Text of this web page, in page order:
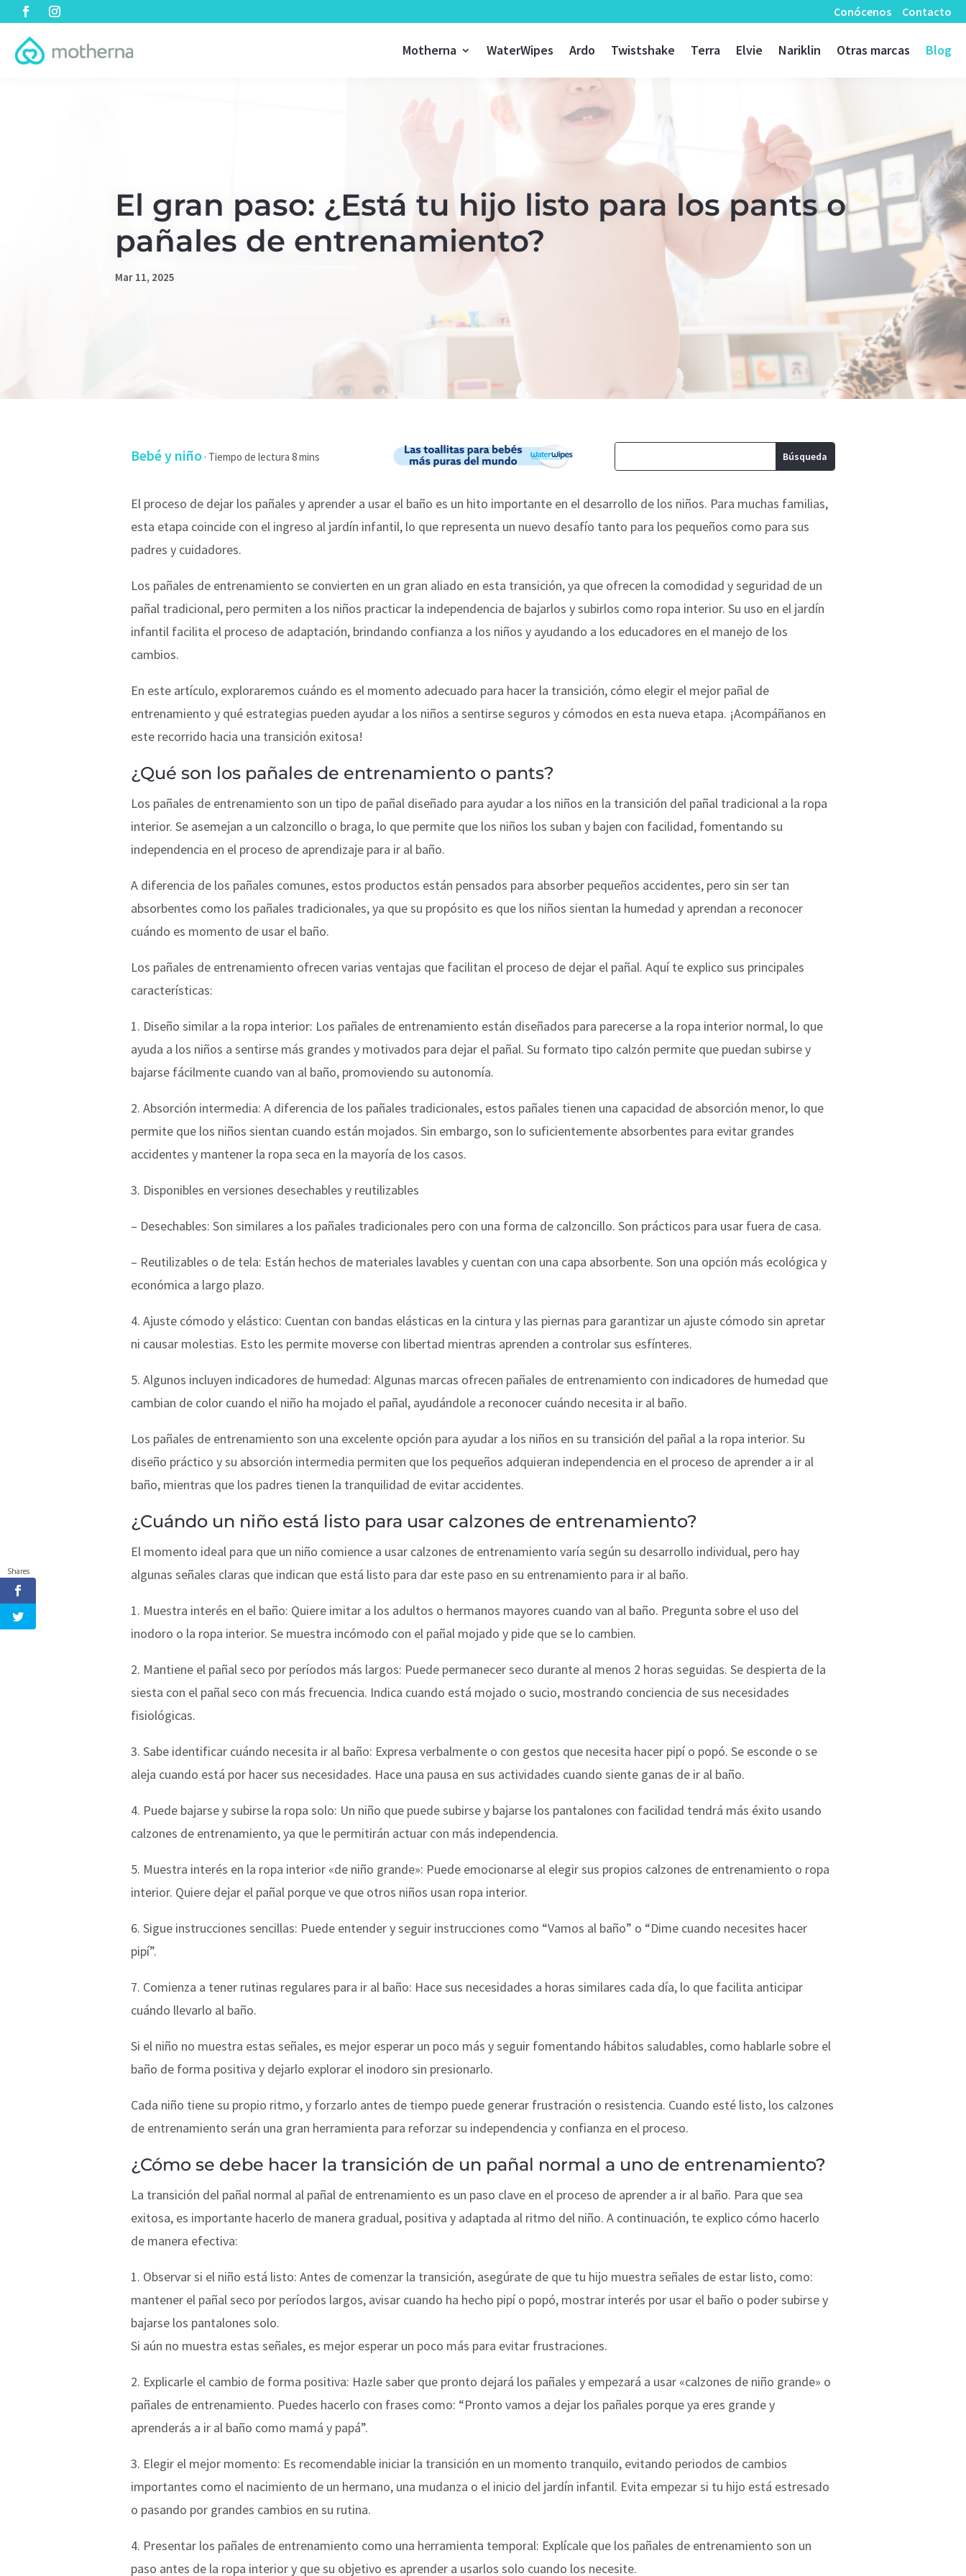
Conócenos Contacto
Motherna WaterWipes Ardo Twistshake Terra Elvie Nariklin Otras marcas Blog
El gran paso: ¿Está tu hijo listo para los pants o
pañales de entrenamiento?
Mar 11, 2025
Bebé y niño ·
El proceso de dejar los pañales y aprender a usar el baño es un hito importante en el desarrollo de los niños. Para muchas familias,
esta etapa coincide con el ingreso al jardín infantil, lo que representa un nuevo desafío tanto para los pequeños como para sus
padres y cuidadores.
Los pañales de entrenamiento se convierten en un gran aliado en esta transición, ya que ofrecen la comodidad y seguridad de un
pañal tradicional, pero permiten a los niños practicar la independencia de bajarlos y subirlos como ropa interior. Su uso en el jardín
infantil facilita el proceso de adaptación, brindando confianza a los niños y ayudando a los educadores en el manejo de los
cambios.
En este artículo, exploraremos cuándo es el momento adecuado para hacer la transición, cómo elegir el mejor pañal de
entrenamiento y qué estrategias pueden ayudar a los niños a sentirse seguros y cómodos en esta nueva etapa. ¡Acompáñanos en
este recorrido hacia una transición exitosa!
¿Qué son los pañales de entrenamiento o pants?
Los pañales de entrenamiento son un tipo de pañal diseñado para ayudar a los niños en la transición del pañal tradicional a la ropa
interior. Se asemejan a un calzoncillo o braga, lo que permite que los niños los suban y bajen con facilidad, fomentando su
independencia en el proceso de aprendizaje para ir al baño.
A diferencia de los pañales comunes, estos productos están pensados para absorber pequeños accidentes, pero sin ser tan
absorbentes como los pañales tradicionales, ya que su propósito es que los niños sientan la humedad y aprendan a reconocer
cuándo es momento de usar el baño.
Los pañales de entrenamiento ofrecen varias ventajas que facilitan el proceso de dejar el pañal. Aquí te explico sus principales
características:
1. Diseño similar a la ropa interior: Los pañales de entrenamiento están diseñados para parecerse a la ropa interior normal, lo que
ayuda a los niños a sentirse más grandes y motivados para dejar el pañal. Su formato tipo calzón permite que puedan subirse y
bajarse fácilmente cuando van al baño, promoviendo su autonomía.
2. Absorción intermedia: A diferencia de los pañales tradicionales, estos pañales tienen una capacidad de absorción menor, lo que
permite que los niños sientan cuando están mojados. Sin embargo, son lo suficientemente absorbentes para evitar grandes
accidentes y mantener la ropa seca en la mayoría de los casos.
3. Disponibles en versiones desechables y reutilizables
– Desechables: Son similares a los pañales tradicionales pero con una forma de calzoncillo. Son prácticos para usar fuera de casa.
– Reutilizables o de tela: Están hechos de materiales lavables y cuentan con una capa absorbente. Son una opción más ecológica y
económica a largo plazo.
4. Ajuste cómodo y elástico: Cuentan con bandas elásticas en la cintura y las piernas para garantizar un ajuste cómodo sin apretar
ni causar molestias. Esto les permite moverse con libertad mientras aprenden a controlar sus esfínteres.
5. Algunos incluyen indicadores de humedad: Algunas marcas ofrecen pañales de entrenamiento con indicadores de humedad que
cambian de color cuando el niño ha mojado el pañal, ayudándole a reconocer cuándo necesita ir al baño.
Los pañales de entrenamiento son una excelente opción para ayudar a los niños en su transición del pañal a la ropa interior. Su
diseño práctico y su absorción intermedia permiten que los pequeños adquieran independencia en el proceso de aprender a ir al
baño, mientras que los padres tienen la tranquilidad de evitar accidentes.
¿Cuándo un niño está listo para usar calzones de entrenamiento?
El momento ideal para que un niño comience a usar calzones de entrenamiento varía según su desarrollo individual, pero hay
algunas señales claras que indican que está listo para dar este paso en su entrenamiento para ir al baño.
1. Muestra interés en el baño: Quiere imitar a los adultos o hermanos mayores cuando van al baño. Pregunta sobre el uso del
inodoro o la ropa interior. Se muestra incómodo con el pañal mojado y pide que se lo cambien.
2. Mantiene el pañal seco por períodos más largos: Puede permanecer seco durante al menos 2 horas seguidas. Se despierta de la
siesta con el pañal seco con más frecuencia. Indica cuando está mojado o sucio, mostrando conciencia de sus necesidades
fisiológicas.
3. Sabe identificar cuándo necesita ir al baño: Expresa verbalmente o con gestos que necesita hacer pipí o popó. Se esconde o se
aleja cuando está por hacer sus necesidades. Hace una pausa en sus actividades cuando siente ganas de ir al baño.
4. Puede bajarse y subirse la ropa solo: Un niño que puede subirse y bajarse los pantalones con facilidad tendrá más éxito usando
calzones de entrenamiento, ya que le permitirán actuar con más independencia.
5. Muestra interés en la ropa interior «de niño grande»: Puede emocionarse al elegir sus propios calzones de entrenamiento o ropa
interior. Quiere dejar el pañal porque ve que otros niños usan ropa interior.
6. Sigue instrucciones sencillas: Puede entender y seguir instrucciones como “Vamos al baño” o “Dime cuando necesites hacer
pipí”.
7. Comienza a tener rutinas regulares para ir al baño: Hace sus necesidades a horas similares cada día, lo que facilita anticipar
cuándo llevarlo al baño.
Si el niño no muestra estas señales, es mejor esperar un poco más y seguir fomentando hábitos saludables, como hablarle sobre el
baño de forma positiva y dejarlo explorar el inodoro sin presionarlo.
Cada niño tiene su propio ritmo, y forzarlo antes de tiempo puede generar frustración o resistencia. Cuando esté listo, los calzones
de entrenamiento serán una gran herramienta para reforzar su independencia y confianza en el proceso.
¿Cómo se debe hacer la transición de un pañal normal a uno de entrenamiento?
La transición del pañal normal al pañal de entrenamiento es un paso clave en el proceso de aprender a ir al baño. Para que sea
exitosa, es importante hacerlo de manera gradual, positiva y adaptada al ritmo del niño. A continuación, te explico cómo hacerlo
de manera efectiva:
1. Observar si el niño está listo: Antes de comenzar la transición, asegúrate de que tu hijo muestra señales de estar listo, como:
mantener el pañal seco por períodos largos, avisar cuando ha hecho pipí o popó, mostrar interés por usar el baño o poder subirse y
bajarse los pantalones solo.
Si aún no muestra estas señales, es mejor esperar un poco más para evitar frustraciones.
2. Explicarle el cambio de forma positiva: Hazle saber que pronto dejará los pañales y empezará a usar «calzones de niño grande» o
pañales de entrenamiento. Puedes hacerlo con frases como: “Pronto vamos a dejar los pañales porque ya eres grande y
aprenderás a ir al baño como mamá y papá”.
3. Elegir el mejor momento: Es recomendable iniciar la transición en un momento tranquilo, evitando periodos de cambios
importantes como el nacimiento de un hermano, una mudanza o el inicio del jardín infantil. Evita empezar si tu hijo está estresado
o pasando por grandes cambios en su rutina.
4. Presentar los pañales de entrenamiento como una herramienta temporal: Explícale que los pañales de entrenamiento son un
paso antes de la ropa interior y que su objetivo es aprender a usarlos solo cuando los necesite.
Shares